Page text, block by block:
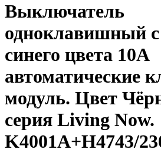
Выключатель
одноклавишный с
синего цвета 10А
автоматические
модуль. Цвет
серия Living Now.
K4001A+H4743/